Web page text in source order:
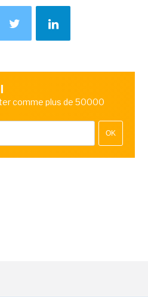
comme plus de 50000
OK